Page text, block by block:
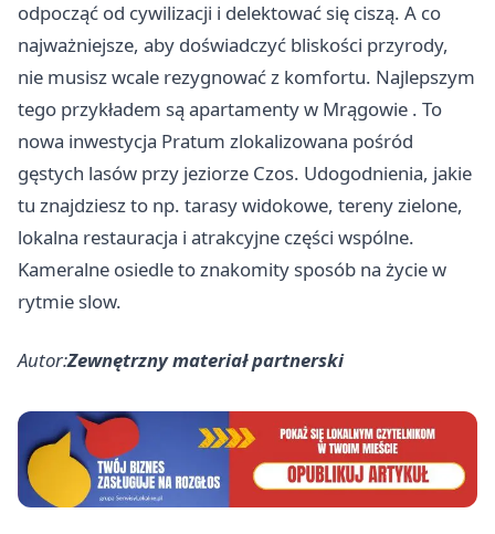
odpocząć od cywilizacji i delektować się ciszą. A co
najważniejsze, aby doświadczyć bliskości przyrody,
nie musisz wcale rezygnować z komfortu. Najlepszym
tego przykładem są apartamenty w Mrągowie . To
nowa inwestycja Pratum zlokalizowana pośród
gęstych lasów przy jeziorze Czos. Udogodnienia, jakie
tu znajdziesz to np. tarasy widokowe, tereny zielone,
lokalna restauracja i atrakcyjne części wspólne.
Kameralne osiedle to znakomity sposób na życie w
rytmie slow.
Autor:Zewnętrzny materiał partnerski